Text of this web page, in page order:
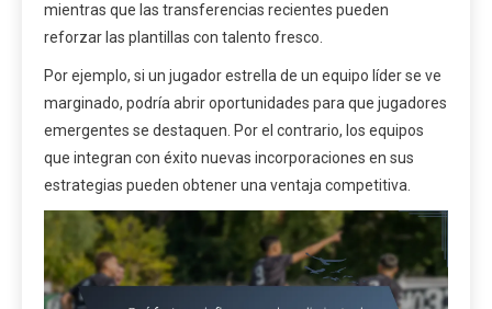
mientras que las transferencias recientes pueden
reforzar las plantillas con talento fresco.
Por ejemplo, si un jugador estrella de un equipo líder se ve
marginado, podría abrir oportunidades para que jugadores
emergentes se destaquen. Por el contrario, los equipos
que integran con éxito nuevas incorporaciones en sus
estrategias pueden obtener una ventaja competitiva.